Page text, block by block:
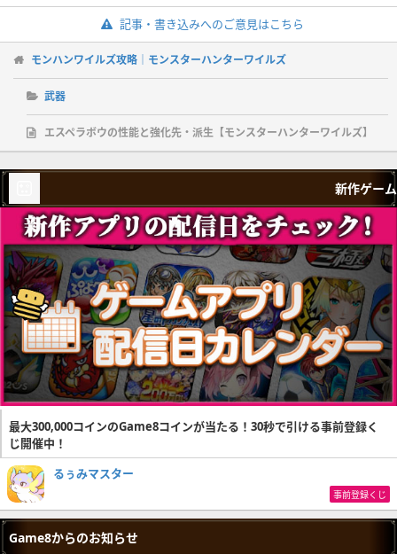
記事・書き込みへのご意見はこちら
モンハンワイルズ攻略｜モンスターハンターワイルズ
武器
エスペラボウの性能と強化先・派生【モンスターハンターワイルズ】
新作ゲーム
最大300,000コインのGame8コインが当たる！30秒で引ける事前登録く
じ開催中！
るぅみマスター
事前登録くじ
Game8からのお知らせ